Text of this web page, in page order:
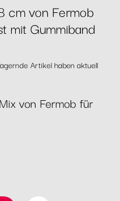
cm von Fermob
mit Gummiband
Artikel haben aktuell
von Fermob für